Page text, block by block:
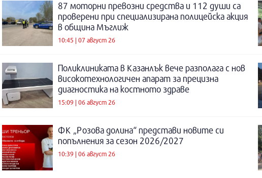
87 моторни превозни средства и 112 души са
проверени при специализирана полицейска акция
в община Мъглиж
10:45 | 07 август 26
Поликлиниката в Казанлък вече разполага с нов
високотехнологичен апарат за прецизна
диагностика на костното здраве
15:09 | 06 август 26
ФК „Розова долина“ представи новите си
попълнения за сезон 2026/2027
10:39 | 06 август 26